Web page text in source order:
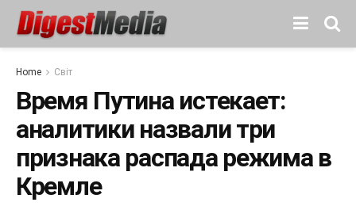
Home Світ
Время Путина истекает:
аналитики назвали три
признака распада режима в
Кремле